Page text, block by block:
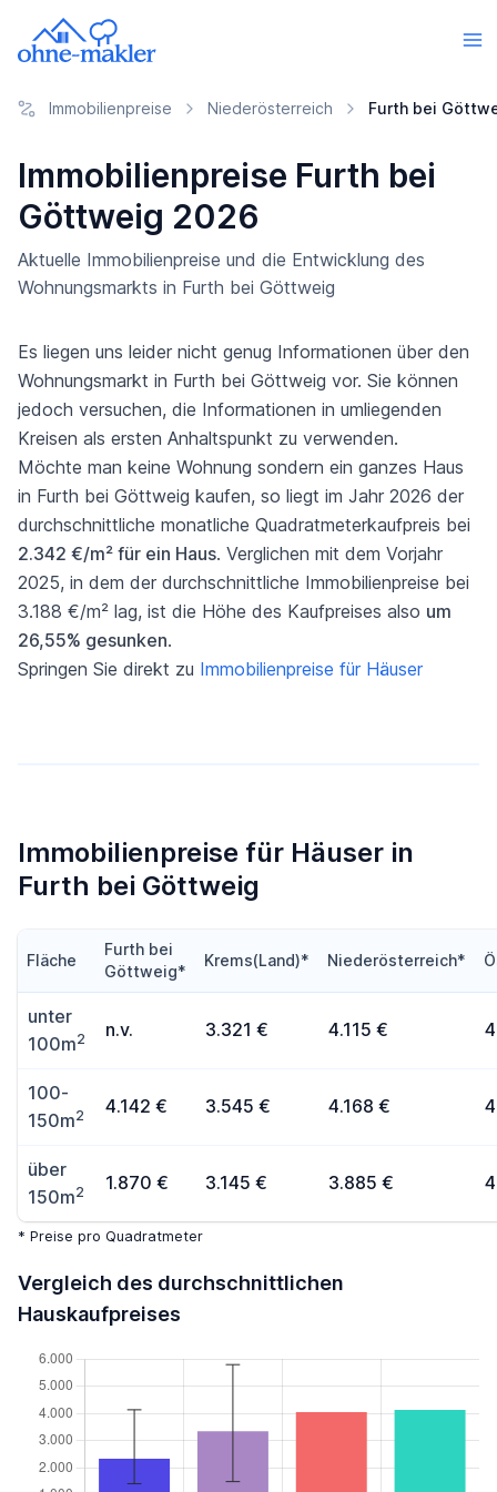
Immobilienpreise Niederösterreich Furth bei
Immobilienpreise Furth bei
Göttweig 2026
Aktuelle Immobilienpreise und die Entwicklung des
Wohnungsmarkts in Furth bei Göttweig
Es liegen uns leider nicht genug Informationen über den
Wohnungsmarkt in Furth bei Göttweig vor. Sie können
jedoch versuchen, die Informationen in umliegenden
Kreisen als ersten Anhaltspunkt zu verwenden.
Möchte man keine Wohnung sondern ein ganzes Haus
in Furth bei Göttweig kaufen, so liegt im Jahr 2026 der
durchschnittliche monatliche Quadratmeterkaufpreis bei
2.342 €/m² für ein Haus. Verglichen mit dem Vorjahr
2025, in dem der durchschnittliche Immobilienpreise bei
3.188 €/m² lag, ist die Höhe des Kaufpreises also um
26,55% gesunken.
Springen Sie direkt zu Immobilienpreise für Häuser
Immobilienpreise für Häuser in
Furth bei Göttweig
Fläche
Furth bei
Göttweig*
Krems(Land)* Niederösterreich*
unter
100m2 n.v. 3.321 € 4.115 €
100-
150m2 4.142 € 3.545 € 4.168 €
über
150m2 1.870 € 3.145 € 3.885 €
* Preise pro Quadratmeter
Vergleich des durchschnittlichen
Hauskaufpreises